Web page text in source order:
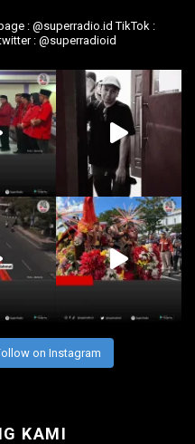
: @superradio.id TikTok :
: @superradioid
on Instagram
KAMI